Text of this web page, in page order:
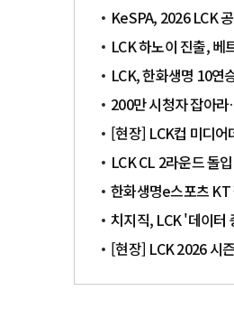
KeSPA, 2026 LCK
LCK 하노이 진출,
LCK, 한화생명 10
200만 시청자 잡아
[현장] LCK컵 미디
LCK CL 2라운드 돌
한화생명e스포츠
치지직, LCK '데이
[현장] LCK 2026 시